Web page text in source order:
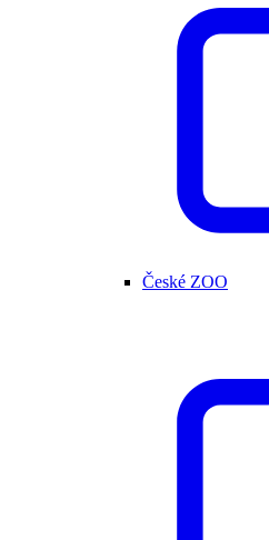
České ZOO